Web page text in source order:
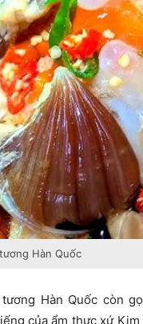
Hàn Quốc
tương Hàn Quốc còn
của ẩm thực xứ